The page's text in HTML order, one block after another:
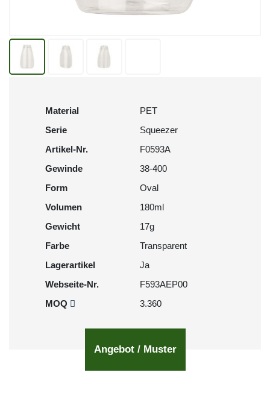
Material
PET
Serie
Squeezer
Artikel-Nr.
F0593A
Gewinde
38-400
Form
Oval
Volumen
180ml
Gewicht
17g
Farbe
Transparent
Lagerartikel
Ja
Webseite-Nr.
F593AEP00
MOQ
3.360
Angebot / Muster